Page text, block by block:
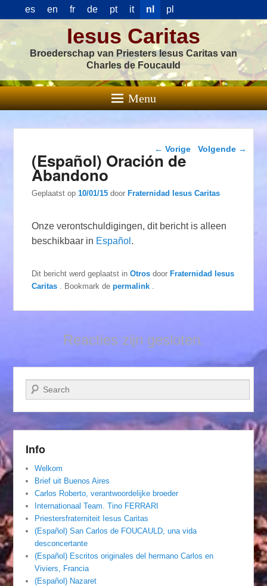
es en fr de pt it nl pl
Iesus Caritas
Broederschap van Priesters Iesus Caritas van
Charles de Foucauld
Menu
Berichtnavigatie
← Vorige Volgende →
(Español) Oración de
Abandono
Geplaatst op10/01/15 doorFraternidad Iesus Caritas
Onze verontschuldigingen, dit bericht is alleen
beschikbaar in Español .
Dit bericht werd geplaatst inOtros doorFraternidad Iesus
Caritas
. Bookmark depermalink
Reacties zijn gesloten.
Zoeken
Info
Welkom
Brief uit Buenos Aires
Carlos Roberto, verantwoordelijke broeder
Internationaal Team. Tino FERRARI
Priestersfraterniteit Iesus Caritas
(Español) San Carlos de FOUCAULD, una vida
desconcertante
(Español) Escritos originales del hermano Carlos en
Viviers, Francia
(Español) Nazaret